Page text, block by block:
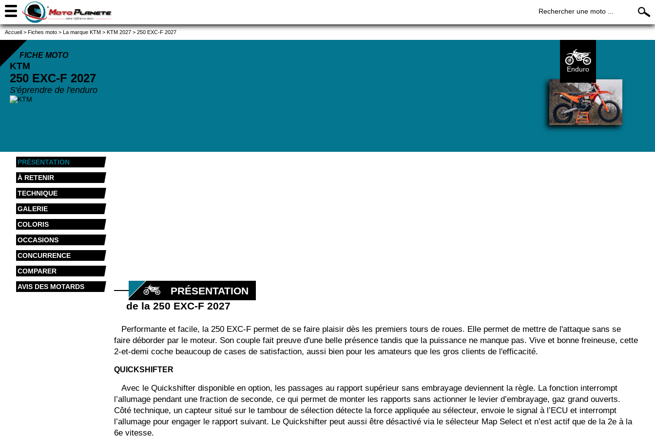
Rechercher une moto ...
Accueil > Fiches moto > La marque KTM > KTM 2027 > 250 EXC-F 2027
FICHE MOTO
KTM
250 EXC-F 2027
S'éprendre de l'enduro
Enduro
PRÉSENTATION
À RETENIR
TECHNIQUE
GALERIE
COLORIS
OCCASIONS
CONCURRENCE
COMPARER
AVIS DES MOTARDS
PRÉSENTATION
de la 250 EXC-F 2027
Performante et facile, la 250 EXC-F permet de se faire plaisir dès les premiers tours de roues. Elle permet de mettre de l'attaque sans se
faire déborder par le moteur. Son couple fait preuve d'une belle présence tandis que la puissance ne manque pas. Vive et bonne freineuse, cette
2-et-demi coche beaucoup de cases de satisfaction, aussi bien pour les amateurs que les gros clients de l'efficacité.
QUICKSHIFTER
Avec le Quickshifter disponible en option, les passages au rapport supérieur sans embrayage deviennent la règle. La fonction interrompt
l’allumage pendant une fraction de seconde, ce qui permet de monter les rapports sans actionner le levier d’embrayage, gaz grand ouverts.
Côté technique, un capteur situé sur le tambour de sélection détecte la force appliquée au sélecteur, envoie le signal à l’ECU et interrompt
l’allumage pour engager le rapport suivant. Le Quickshifter peut aussi être désactivé via le sélecteur Map Select et n’est actif que de la 2e à la
6e vitesse.